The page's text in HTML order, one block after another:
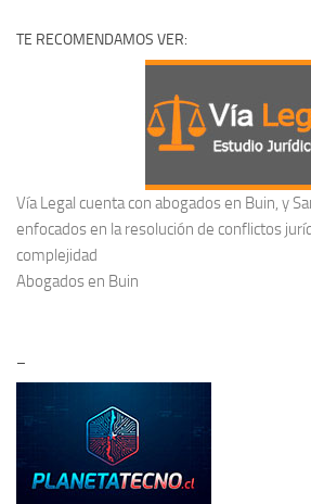
TE RECOMENDAMOS VER:
Vía Legal cuenta con abogados en Buin, y
enfocados en la resolución de conflictos
complejidad
Abogados en Buin
–